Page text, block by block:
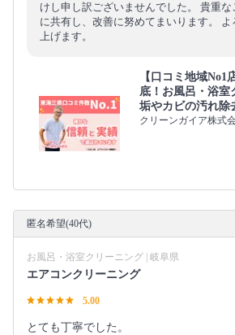
けし申し訳ございませんでした。 貴重な
に共有し、改善に努めてまいります。 よ
上げます。
【口コミ地域No1
底！お風呂・浴室
垢やカビの汚れ除
クリーンガイア株式
匿名希望(40代)
お風呂・浴室クリーニング | 岐阜県
エアコンクリーニング
5.00
とても丁寧でした。